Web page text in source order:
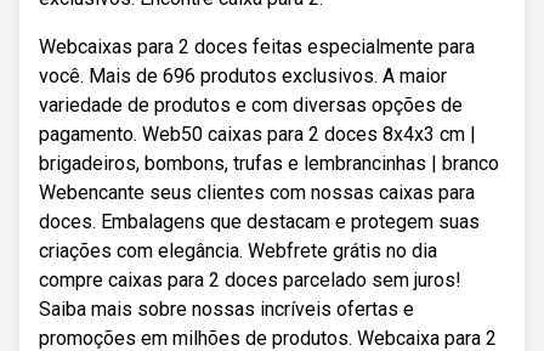
Webcaixas para 2 doces feitas especialmente para
você. Mais de 696 produtos exclusivos. A maior
variedade de produtos e com diversas opções de
pagamento. Web50 caixas para 2 doces 8x4x3 cm |
brigadeiros, bombons, trufas e lembrancinhas | branco
Webencante seus clientes com nossas caixas para
doces. Embalagens que destacam e protegem suas
criações com elegância. Webfrete grátis no dia
compre caixas para 2 doces parcelado sem juros!
Saiba mais sobre nossas incríveis ofertas e
promoções em milhões de produtos. Webcaixa para 2